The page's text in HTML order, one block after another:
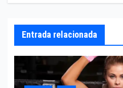
Entrada relacionada